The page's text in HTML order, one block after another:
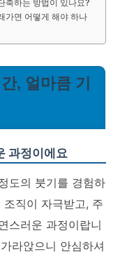
축하는 방법이 있나요?
가면 어떻게 해야 하나
, 얼마큼 기
과정이에요
도의 붓기를 경험하
직이 자극받고, 주
스러운 과정이랍니
라앉으니 안심하셔